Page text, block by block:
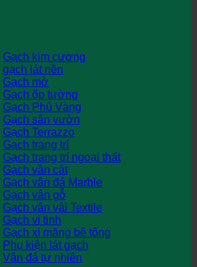
Gạch kim cương
gạch lát nền
Gạch mờ
Gạch ốp tường
Gạch Phủ Vàng
Gạch sân vườn
Gạch Terrazzo
Gạch trang trí
Gạch trang trí ngoại thất
Gạch vân cát
Gạch vân đá Marble
Gạch vân gỗ
Gạch vân vải Textile
Gạch vi tinh
Gạch xi măng bê tông
Phụ kiện lát gạch
Vân đá tự nhiên